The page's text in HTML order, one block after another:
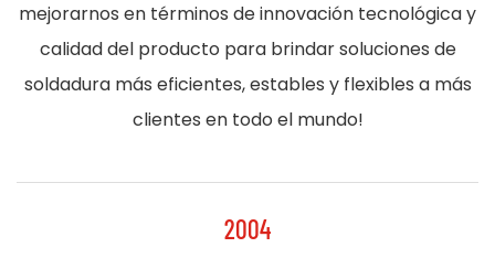
mejorarnos en términos de innovación tecnológica y
calidad del producto para brindar soluciones de
soldadura más eficientes, estables y flexibles a más
clientes en todo el mundo!
2004